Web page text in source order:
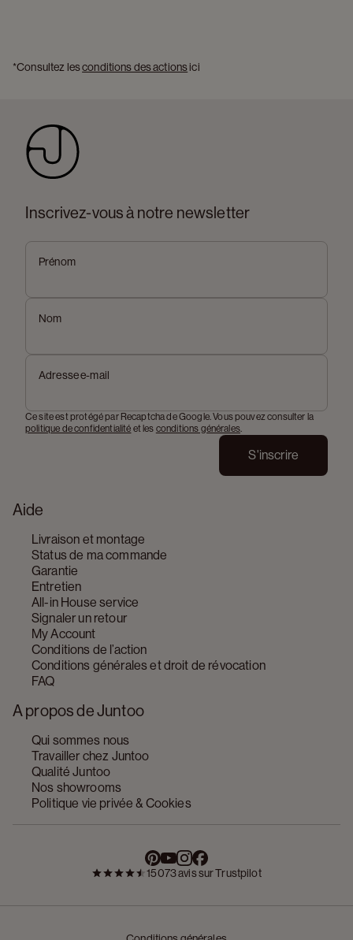
*Consultez les conditions des actions ici
Aide
Livraison et montage
Status de ma commande
Garantie
Entretien
All-in House service
Signaler un retour
My Account
Conditions de l’action
Conditions générales et droit de révocation
FAQ
A propos de Juntoo
Qui sommes nous
Travailler chez Juntoo
Qualité Juntoo
Nos showrooms
Politique vie privée & Cookies
Inscrivez-vous à notre newsletter
Prénom
Nom
Adresse e-mail
Ce site est protégé par Recaptcha de Google. Vous pouvez consulter la
politique de confidentialité et les conditions générales.
S'inscrire
15073 avis sur Trustpilot